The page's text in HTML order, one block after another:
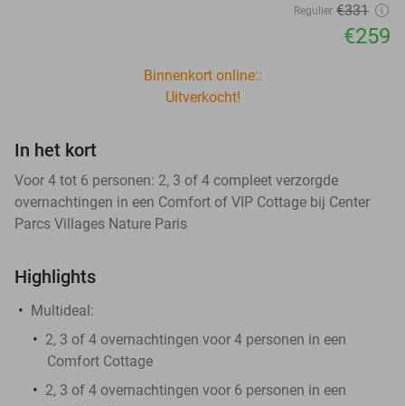
Regulier €331
€259
Binnenkort online::
Uitverkocht!
In het kort
Voor 4 tot 6 personen: 2, 3 of 4 compleet verzorgde
overnachtingen in een Comfort of VIP Cottage bij Center
Parcs Villages Nature Paris
Highlights
Multideal:
2, 3 of 4 overnachtingen voor 4 personen in een
Comfort Cottage
2, 3 of 4 overnachtingen voor 6 personen in een